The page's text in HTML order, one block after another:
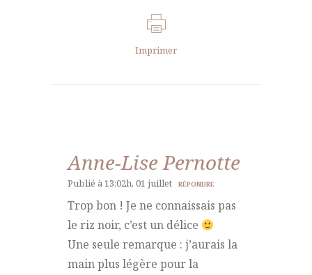
Imprimer
Anne-Lise Pernotte
Publié à 13:02h, 01 juillet RÉPONDRE
Trop bon ! Je ne connaissais pas
le riz noir, c’est un délice
Une seule remarque : j’aurais la
main plus légère pour la